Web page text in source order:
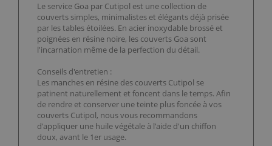
Le service Goa par Cutipol est une collection de
couverts simples, minimalistes et élégants déjà prisée
par les tables étoilées. En acier inoxydable brossé et
poignées en résine noire, les couverts Goa sont
l'incarnation même de la perfection du détail.
Conseils d'entretien :
Les manches en résine des couverts Cutipol se
patinent naturellement et foncent dans le temps. Afin
de rendre et conserver une teinte plus foncée à vos
couverts Cutipol, nous vous recommandons
d'appliquer une huile végétale à l'aide d'un chiffon
doux, avant le 1er usage.